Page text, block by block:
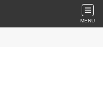
MENU